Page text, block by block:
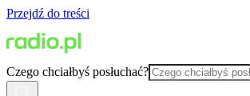
Przejdź do treści
Czego chciałbyś posłuchać?